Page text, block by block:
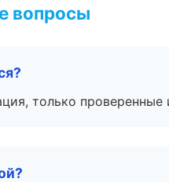
вопросы
только проверенные